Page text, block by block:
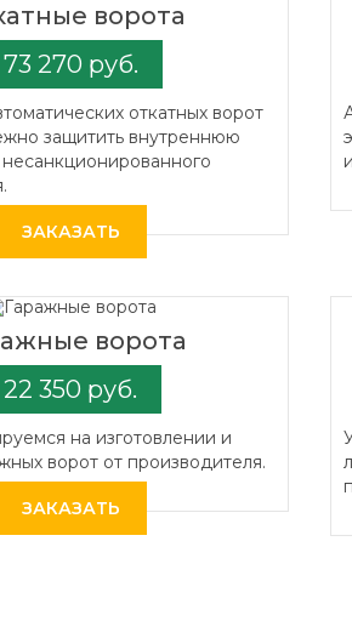
ворота
73 270 руб.
откатных ворот
защитить внутреннюю
ЗАКАЗАТЬ
ворота
22 350 руб.
на изготовлении и
ворот от производителя.
ЗАКАЗАТЬ